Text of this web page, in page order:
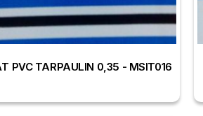
PVC TARPAULIN 0,35 - MSIT016